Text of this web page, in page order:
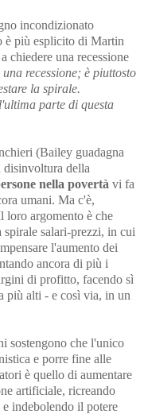
incondizionato
è più esplicito di Martin
chiedere una recessione
recessione; è piuttosto
la spirale.
parte di questa
(Bailey guadagna
disinvoltura della
nella povertà vi fa
umani. Ma c'è,
argomento è che
salari-prezzi, in cui
l'aumento dei
ancora di più i
di profitto, facendo sì
più alti - e così via, in un
sostengono che l'unico
e porre fine alle
è quello di aumentare
artificiale, ricreando
indebolendo il potere